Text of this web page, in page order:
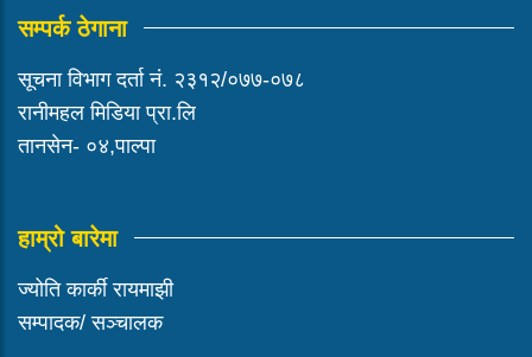
सम्पर्क ठेगाना
सूचना विभाग दर्ता नं. २३१२/०७७-०७८
रानीमहल मिडिया प्रा.लि
तानसेन- ०४,पाल्पा
हाम्रो बारेमा
ज्योति कार्की रायमाझी
सम्पादक/ सञ्चालक